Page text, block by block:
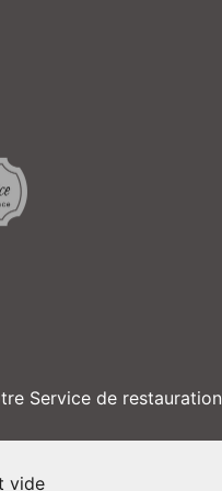
Service de restauration
vide